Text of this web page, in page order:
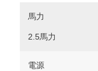
馬力
2.5馬力
電源